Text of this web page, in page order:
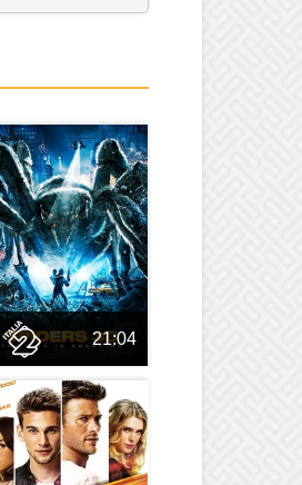
21:04